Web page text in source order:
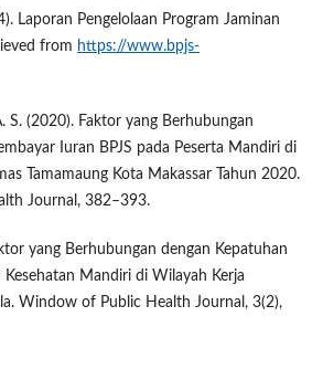
Laporan Pengelolaan Program Jaminan
from https://www.bpjs-
S. (2020). Faktor yang Berhubungan
Iuran BPJS pada Peserta Mandiri di
Tamamaung Kota Makassar Tahun 2020.
Journal, 382–393.
yang Berhubungan dengan Kepatuhan
Kesehatan Mandiri di Wilayah Kerja
Window of Public Health Journal, 3(2),